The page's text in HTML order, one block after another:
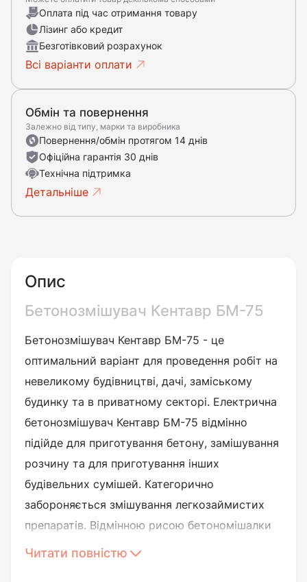
Оплата під час отримання товару
Лізинг або кредит
Безготівковий розрахунок
Всі варіанти оплати
Обмін та повернення
Залежно від типу, марки та виробника
Повернення/обмін протягом 14 днів
Офіційна гарантія 30 днів
Технічна підтримка
Детальніше
Опис
Бетонозмішувач Кентавр БМ-75
Бетонозмішувач Кентавр БМ-75 - це
оптимальний варіант для проведення робіт на
невеликому будівництві, дачі, заміському
будинку та в приватному секторі. Електрична
бетонозмішувач Кентавр БМ-75 відмінно
підійде для приготування бетону, замішування
розчину та для приготування інших
будівельних сумішей. Категорично
забороняється змішування легкозаймистих
препаратів. Відмінною рисою бетономішалки
Кентавр 75 є чавунна провідна шестерня та
Читати повністю